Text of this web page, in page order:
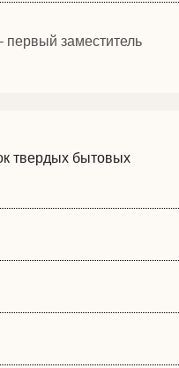
заместитель
твердых бытовых